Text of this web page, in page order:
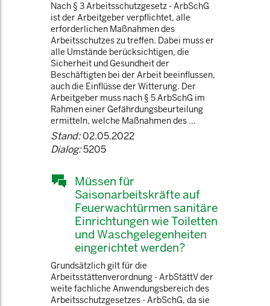
Nach § 3 Arbeitsschutzgesetz - ArbSchG
ist der Arbeitgeber verpflichtet, alle
erforderlichen Maßnahmen des
Arbeitsschutzes zu treffen. Dabei muss er
alle Umstände berücksichtigen, die
Sicherheit und Gesundheit der
Beschäftigten bei der Arbeit beeinflussen,
auch die Einflüsse der Witterung. Der
Arbeitgeber muss nach § 5 ArbSchG im
Rahmen einer Gefährdungsbeurteilung
ermitteln, welche Maßnahmen des ...
Stand:02.05.2022
Dialog:5205
Müssen für
Saisonarbeitskräfte auf
Feuerwachtürmen sanitäre
Einrichtungen wie Toiletten
und Waschgelegenheiten
eingerichtet werden?
Grundsätzlich gilt für die
Arbeitsstättenverordnung - ArbStättV der
weite fachliche Anwendungsbereich des
Arbeitsschutzgesetzes - ArbSchG, da sie